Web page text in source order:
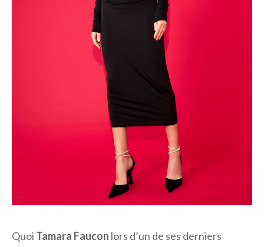
Quoi Tamara Faucon lors d’un de ses derniers